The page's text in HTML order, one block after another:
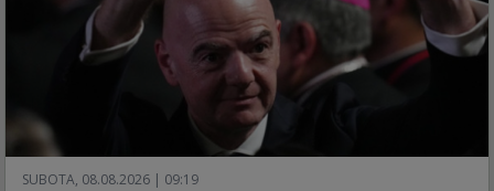
SUBOTA, 08.08.2026 | 09:19